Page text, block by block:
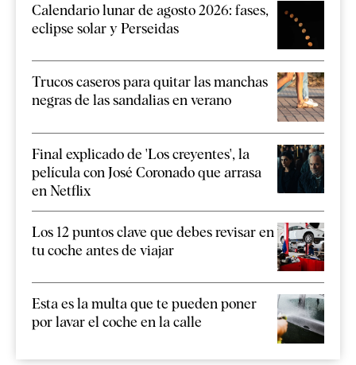
Calendario lunar de agosto 2026: fases,
eclipse solar y Perseidas
Trucos caseros para quitar las manchas
negras de las sandalias en verano
Final explicado de 'Los creyentes', la
película con José Coronado que arrasa
en Netflix
Los 12 puntos clave que debes revisar en
tu coche antes de viajar
Esta es la multa que te pueden poner
por lavar el coche en la calle